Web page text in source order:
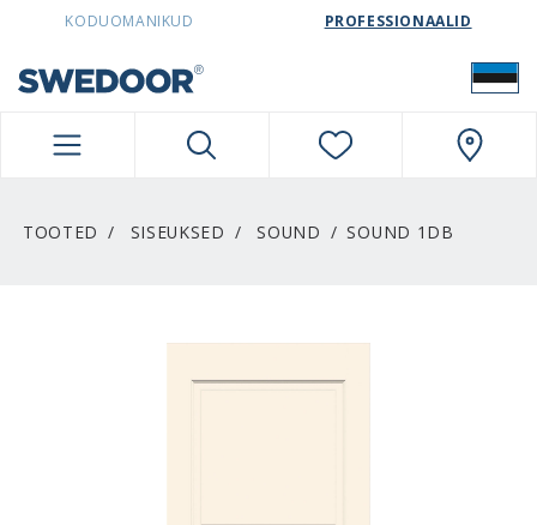
SWEDOORESTONIA NAVIGATION
KODUOMANIKUD PROFESSIONAALID
TOOTED SISEUKSED SOUND SOUND 1DB